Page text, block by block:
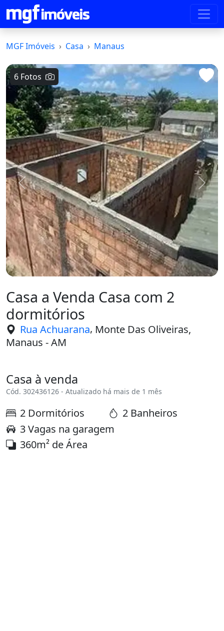
MGF Imóveis Casa Manaus
6 Fotos
Voltar
Casa a Venda Casa com 2
dormitórios
Rua Achuarana, Monte Das Oliveiras,
Manaus - AM
Casa à venda
Cód. 302436126 - Atualizado há mais de 1 mês
2 Dormitórios
2 Banheiros
3 Vagas na garagem
360m² de Área